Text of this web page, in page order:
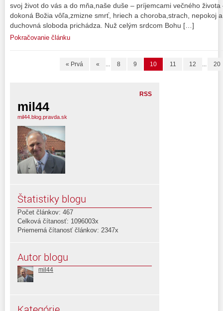
svoj život do vás a do mňa,naše duše – príjemcami večného
dokoná Božia vôľa,zmizne smrť, hriech a choroba,strach, nepokoj
duchovná sloboda prichádza. Nuž celým srdcom Bohu […]
Pokračovanie článku
« Prvá « ... 8 9 10 11 12 ... 20
RSS
mil44
mil44.blog.pravda.sk
Štatistiky blogu
Počet článkov: 467
Celková čítanosť: 1096003x
Priemerná čítanosť článkov: 2347x
Autor blogu
mil44